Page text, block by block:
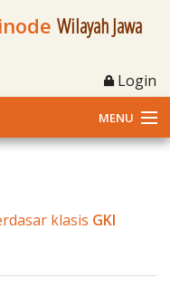
Wilayah Jawa
Login
MENU
klasis GKI